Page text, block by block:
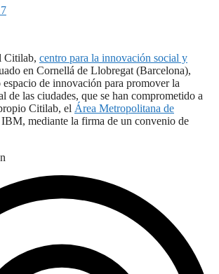
Citilab, centro para la innovación social y
en Cornellá de Llobregat (Barcelona),
de innovación para promover la
de las ciudades, que se han comprometido a
Citilab, el Área Metropolitana de
mediante la firma de un convenio de